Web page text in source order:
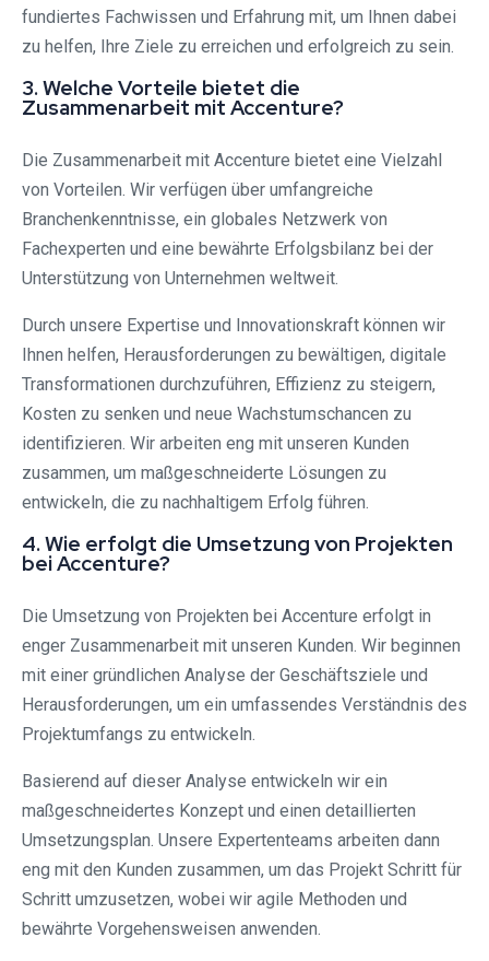
fundiertes Fachwissen und Erfahrung mit, um Ihnen dabei
zu helfen, Ihre Ziele zu erreichen und erfolgreich zu sein.
3. Welche Vorteile bietet die
Zusammenarbeit mit Accenture?
Die Zusammenarbeit mit Accenture bietet eine Vielzahl
von Vorteilen. Wir verfügen über umfangreiche
Branchenkenntnisse, ein globales Netzwerk von
Fachexperten und eine bewährte Erfolgsbilanz bei der
Unterstützung von Unternehmen weltweit.
Durch unsere Expertise und Innovationskraft können wir
Ihnen helfen, Herausforderungen zu bewältigen, digitale
Transformationen durchzuführen, Effizienz zu steigern,
Kosten zu senken und neue Wachstumschancen zu
identifizieren. Wir arbeiten eng mit unseren Kunden
zusammen, um maßgeschneiderte Lösungen zu
entwickeln, die zu nachhaltigem Erfolg führen.
4. Wie erfolgt die Umsetzung von Projekten
bei Accenture?
Die Umsetzung von Projekten bei Accenture erfolgt in
enger Zusammenarbeit mit unseren Kunden. Wir beginnen
mit einer gründlichen Analyse der Geschäftsziele und
Herausforderungen, um ein umfassendes Verständnis des
Projektumfangs zu entwickeln.
Basierend auf dieser Analyse entwickeln wir ein
maßgeschneidertes Konzept und einen detaillierten
Umsetzungsplan. Unsere Expertenteams arbeiten dann
eng mit den Kunden zusammen, um das Projekt Schritt für
Schritt umzusetzen, wobei wir agile Methoden und
bewährte Vorgehensweisen anwenden.